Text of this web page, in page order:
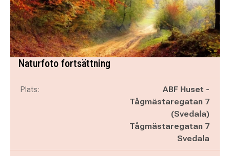
Naturfoto fortsättning
Plats:
ABF Huset -
Tågmästaregatan 7
(Svedala)
Tågmästaregatan 7
Svedala